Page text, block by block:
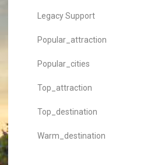
Legacy Support
Popular_attraction
Popular_cities
Top_attraction
Top_destination
Warm_destination